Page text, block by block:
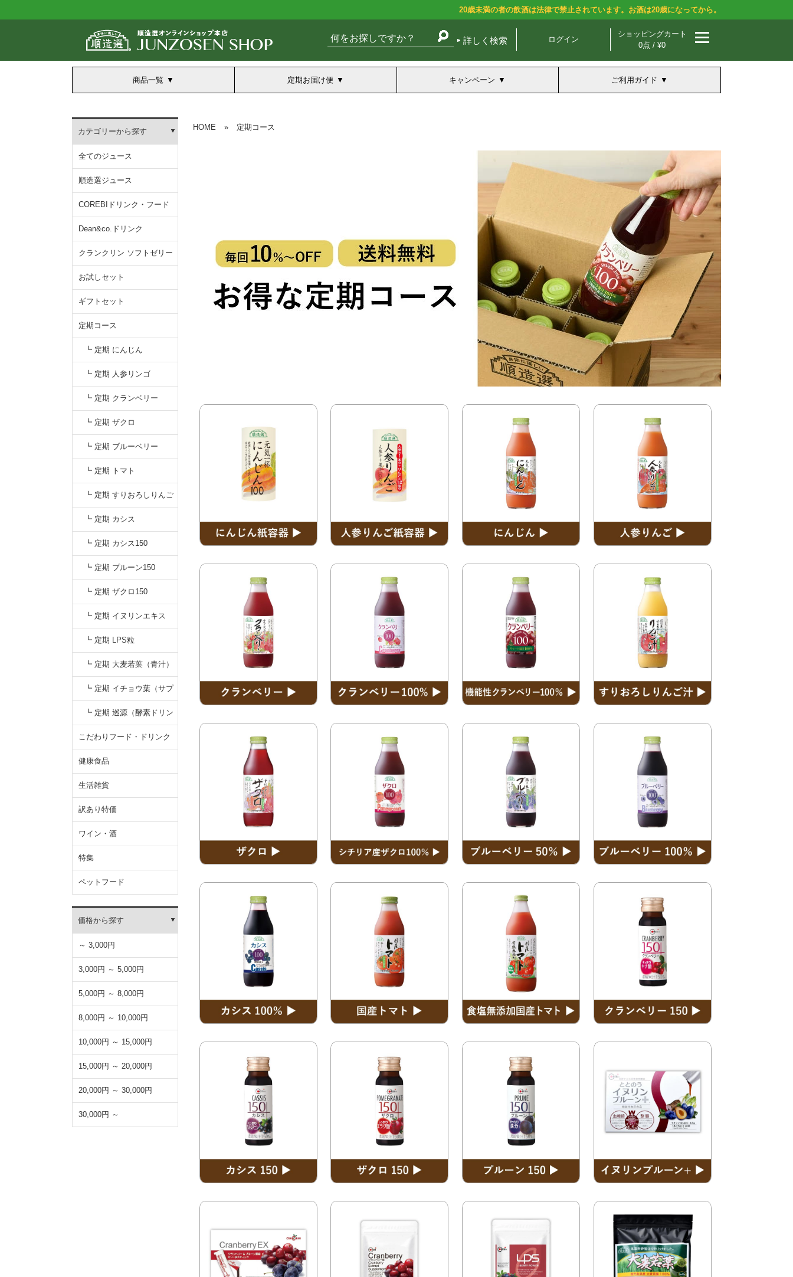
20歳未満の者の飲酒は法律で禁止されています。お酒は20歳になってから。
詳しく検索 ログイン
ショッピングカート
0点 / ¥0
商品一覧 定期お届け便 キャンペーン ご利用ガイド
カテゴリーから探す
全てのジュース
順造選ジュース
COREBIドリンク・フード
Dean&co.ドリンク
クランクリン ソフトゼリー
お試しセット
ギフトセット
定期コース
┗ 定期 にんじん
┗ 定期 人参リンゴ
┗ 定期 クランベリー
┗ 定期 ザクロ
┗ 定期 ブルーベリー
┗ 定期 トマト
┗ 定期 すりおろしりんご
汁
┗ 定期 カシス
┗ 定期 カシス150
┗ 定期 プルーン150
┗ 定期 ザクロ150
┗ 定期 イヌリンエキス
┗ 定期 LPS粒
┗ 定期 大麦若葉（青汁）
┗ 定期 イチョウ葉（サプ
リ）
┗ 定期 巡源（酵素ドリン
ク）
こだわりフード・ドリンク
健康食品
生活雑貨
訳あり特価
ワイン・酒
特集
ペットフード
価格から探す
～ 3,000円
3,000円 ～ 5,000円
5,000円 ～ 8,000円
8,000円 ～ 10,000円
10,000円 ～ 15,000円
15,000円 ～ 20,000円
20,000円 ～ 30,000円
30,000円 ～
HOME » 定期コース